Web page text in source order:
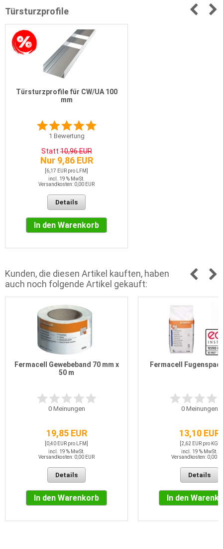
Türsturzprofile
Türsturzprofile für CW/UA 100
mm
1 Bewertung
Statt10,96 EUR
Nur 9,86 EUR
[6,17 EUR pro LFM]
incl. 19 % MwSt.
Versandkosten: 0,00 EUR
Details
In den Warenkorb
Kunden, die diesen Artikel kauften, haben
auch noch folgende Artikel gekauft:
Fermacell Gewebeband 70 mm x
50 m
0Meinungen
19,85 EUR
[0,40 EUR pro LFM]
incl. 19 % MwSt.
Versandkosten: 0,00 EUR
Details
In den Warenkorb
Fermacell
0Meinungen
13,10 EUR
[2,62 EUR pro KG]
incl. 19 % MwSt.
Versandkosten: 0,00
Details
In den